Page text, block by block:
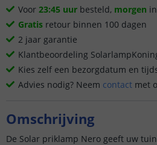
Voor 23:45 uur besteld, morgen
Gratis retour binnen 100 dagen
2 jaar garantie
Klantbeoordeling
Kies zelf een bezorgdatum en
Advies nodig? Neem contact met
Omschrijving
De Solar priklamp Nero geeft uw